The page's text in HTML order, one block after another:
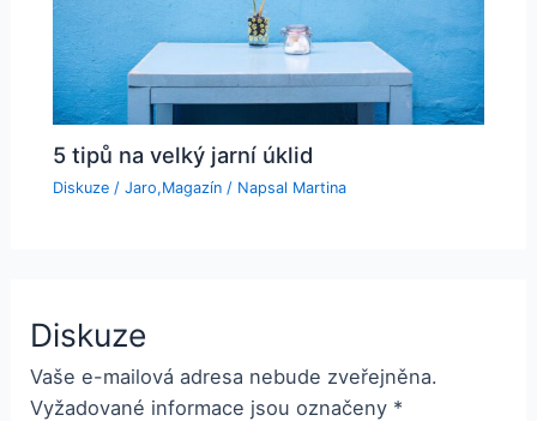
5 tipů na velký jarní úklid
Diskuze / Jaro,Magazín/ Napsal Martina
Diskuze
Vaše e-mailová adresa nebude zveřejněna.
Vyžadované informace jsou označeny *